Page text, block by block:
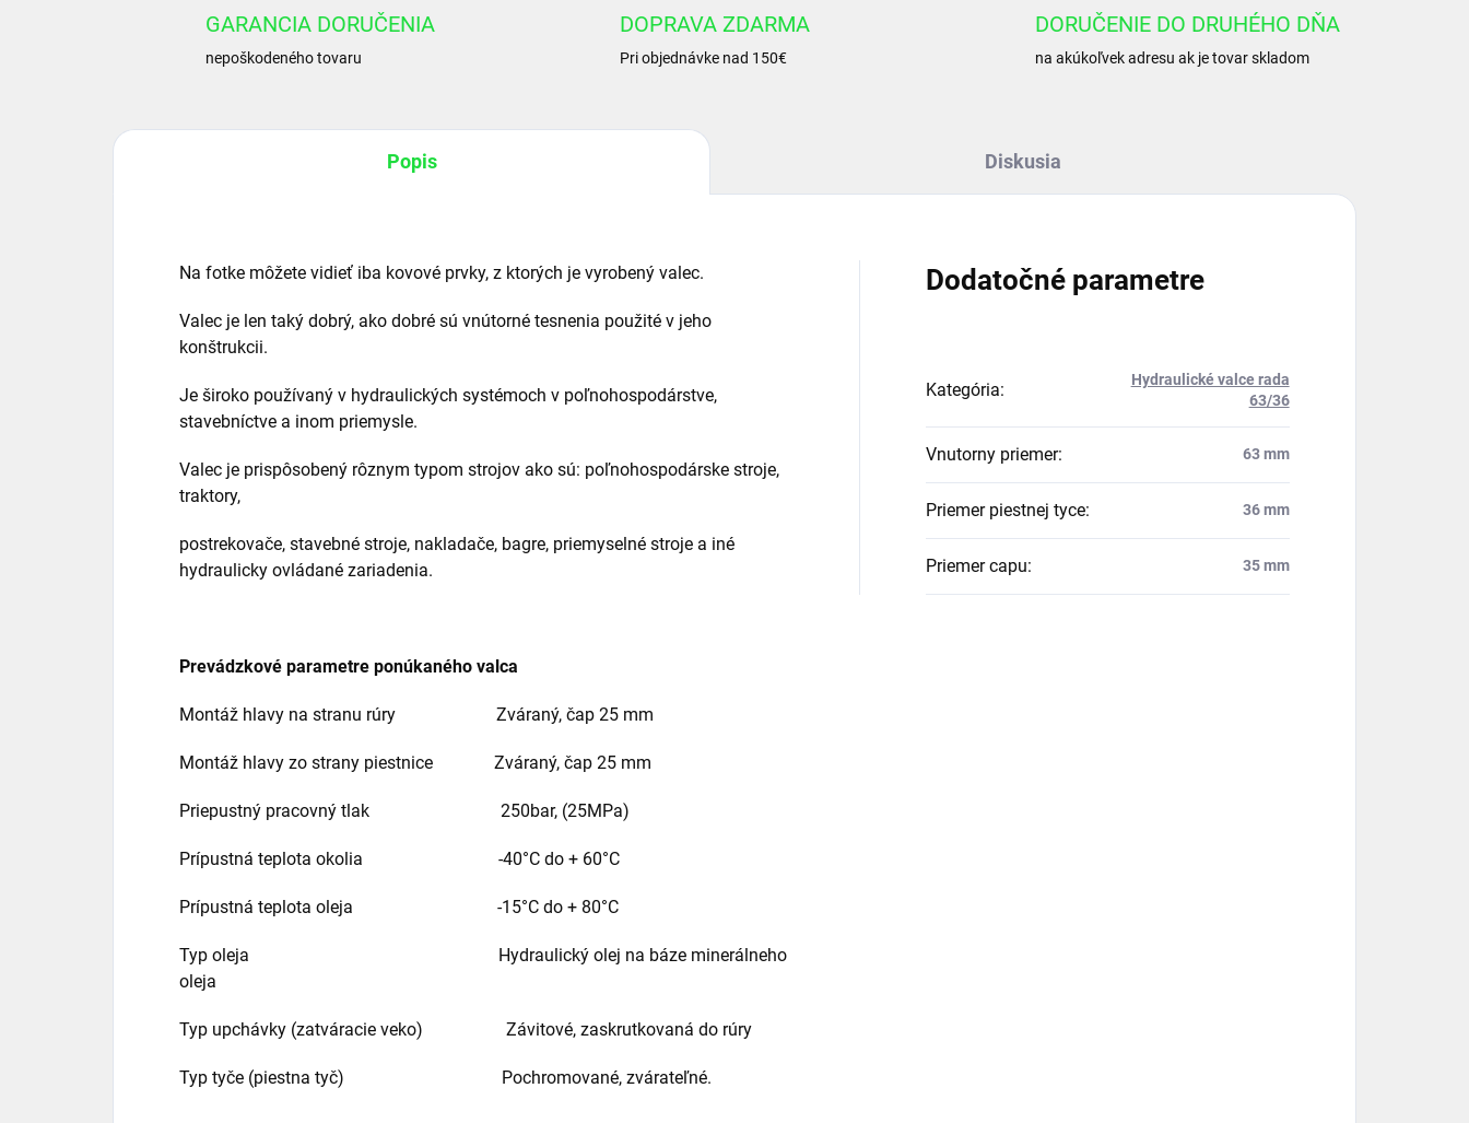
GARANCIA DORUČENIA
nepoškodeného tovaru
DOPRAVA ZDARMA
Pri objednávke nad 150€
DORUČENIE DO DRUHÉHO DŇA
na akúkoľvek adresu ak je tovar skladom
Popis Diskusia
Na fotke môžete vidieť iba kovové prvky, z ktorých je vyrobený valec.
Valec je len taký dobrý, ako dobré sú vnútorné tesnenia použité v jeho
konštrukcii.
Je široko používaný v hydraulických systémoch v poľnohospodárstve,
stavebníctve a inom priemysle.
Valec je prispôsobený rôznym typom strojov ako sú: poľnohospodárske stroje,
traktory,
postrekovače, stavebné stroje, nakladače, bagre, priemyselné stroje a iné
hydraulicky ovládané zariadenia.
Prevádzkové parametre ponúkaného valca
Montáž hlavy na stranu rúry Zváraný, čap 25 mm
Montáž hlavy zo strany piestnice Zváraný, čap 25 mm
Priepustný pracovný tlak 250bar, (25MPa)
Prípustná teplota okolia -40°C do + 60°C
Prípustná teplota oleja -15°C do + 80°C
Typ oleja Hydraulický olej na báze minerálneho
oleja
Typ upchávky (zatváracie veko) Závitové, zaskrutkovaná do rúry
Typ tyče (piestna tyč) Pochromované, zvárateľné.
Dodatočné parametre
Kategória:
Hydraulické valce rada
63/36
Vnutorny priemer: 63 mm
Priemer piestnej tyce: 36 mm
Priemer capu: 35 mm